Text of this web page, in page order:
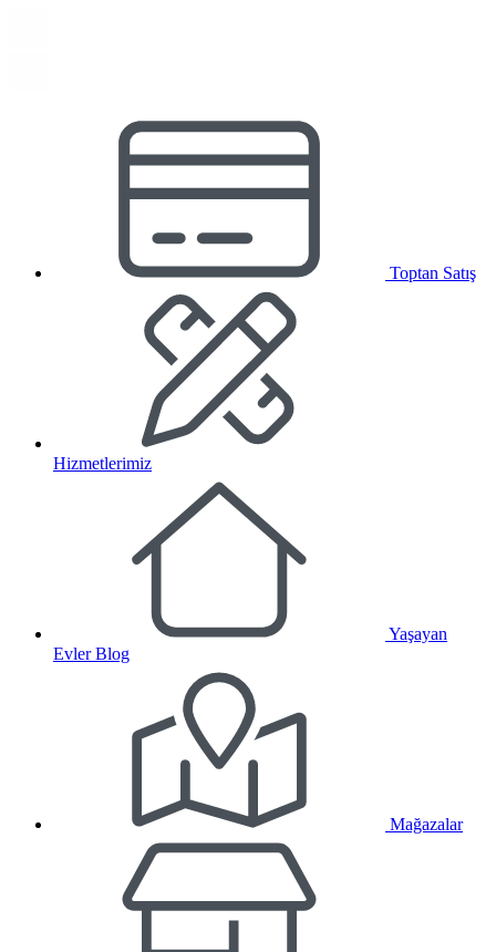
Toptan Satış
Hizmetlerimiz
Yaşayan
Evler Blog
Mağazalar